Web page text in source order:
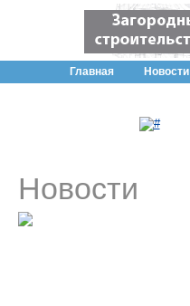
Главная Новости
Новости